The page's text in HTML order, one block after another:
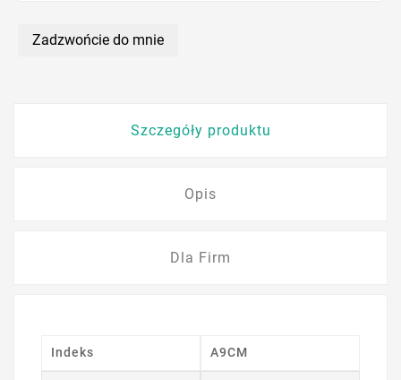
Zadzwońcie do mnie
Szczegóły produktu
Opis
Dla Firm
Indeks A9CM